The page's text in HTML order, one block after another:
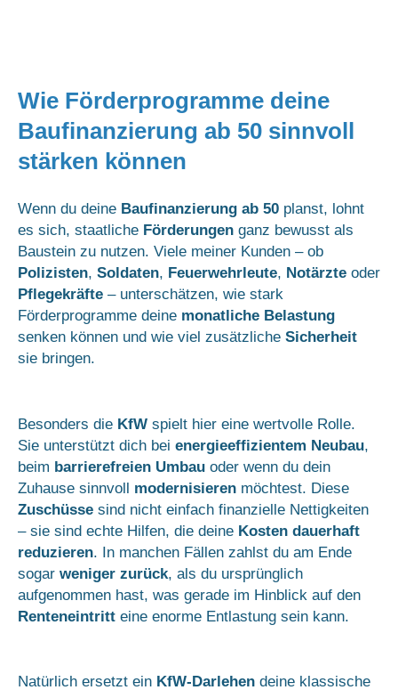
Wie Förderprogramme deine
Baufinanzierung ab 50 sinnvoll
stärken können
Wenn du deine Baufinanzierung ab 50 planst, lohnt
es sich, staatliche Förderungen ganz bewusst als
Baustein zu nutzen. Viele meiner Kunden – ob
Polizisten, Soldaten, Feuerwehrleute, Notärzte oder
Pflegekräfte – unterschätzen, wie stark
Förderprogramme deine monatliche Belastung
senken können und wie viel zusätzliche Sicherheit
sie bringen.
Besonders die KfW spielt hier eine wertvolle Rolle.
Sie unterstützt dich bei energieeffizientem Neubau,
beim barrierefreien Umbau oder wenn du dein
Zuhause sinnvoll modernisieren möchtest. Diese
Zuschüsse sind nicht einfach finanzielle Nettigkeiten
– sie sind echte Hilfen, die deine Kosten dauerhaft
reduzieren. In manchen Fällen zahlst du am Ende
sogar weniger zurück, als du ursprünglich
aufgenommen hast, was gerade im Hinblick auf den
Renteneintritt eine enorme Entlastung sein kann.
Natürlich ersetzt ein KfW-Darlehen deine klassische